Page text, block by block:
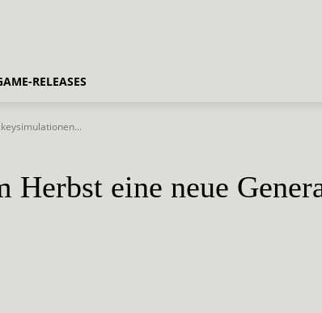
RELEASES
eine neue